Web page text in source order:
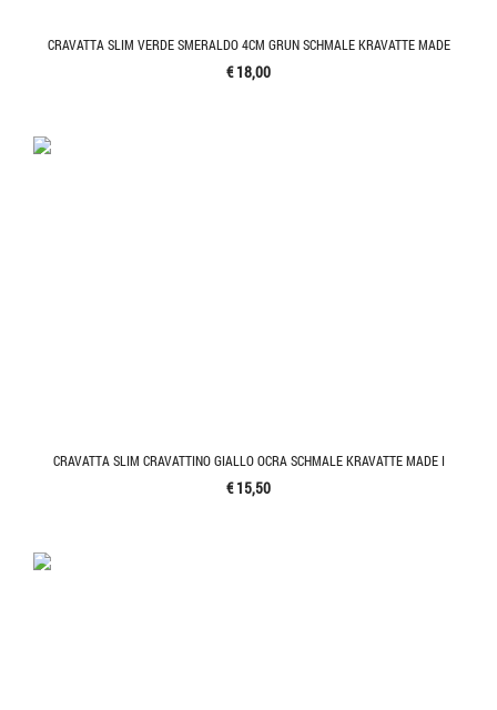
CRAVATTA SLIM VERDE SMERALDO 4CM GRUN SCHMALE KRAVATTE MADE
€ 18,00
CRAVATTA SLIM CRAVATTINO GIALLO OCRA SCHMALE KRAVATTE MADE I
€ 15,50